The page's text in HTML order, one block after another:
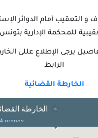
و التعقيب أمام الدوائر
للمحكمة الإدارية بتونس
يرجى الإطلاع عللى
الرابط
الخارطة القضائية